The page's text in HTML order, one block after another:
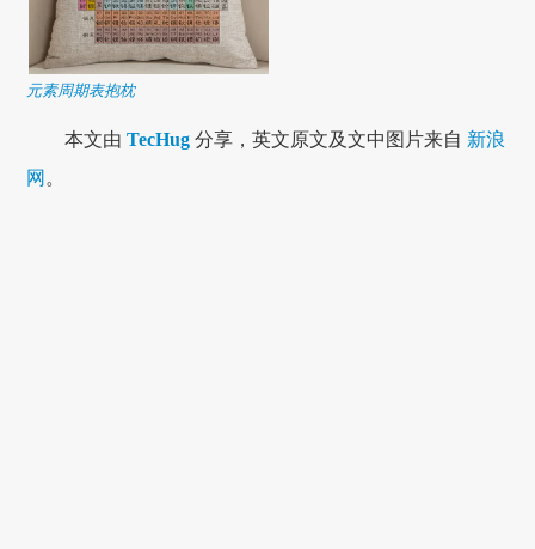
元素周期表抱枕
本文由TecHug 分享，英文原文及文中图片来自 新浪
网 。